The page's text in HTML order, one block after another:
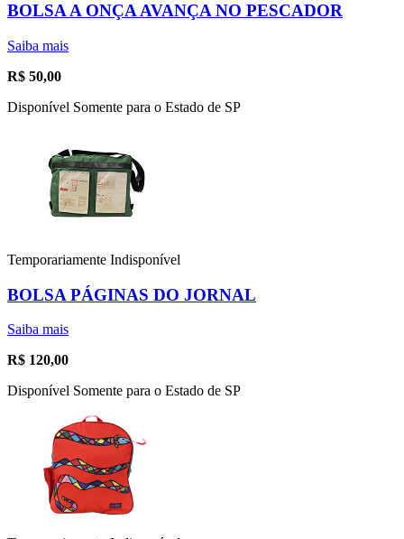
BOLSA A ONÇA AVANÇA NO PESCADOR
Saiba mais
R$ 50,00
Disponível Somente para o Estado de SP
Temporariamente Indisponível
BOLSA PÁGINAS DO JORNAL
Saiba mais
R$ 120,00
Disponível Somente para o Estado de SP